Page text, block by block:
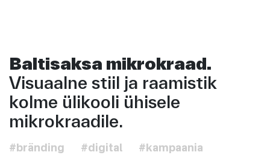
Baltisaksa mikrokraad.
Visuaalne stiil ja raamistik
kolme ülikooli ühisele
mikrokraadile.
#bränding #digital #kampaania